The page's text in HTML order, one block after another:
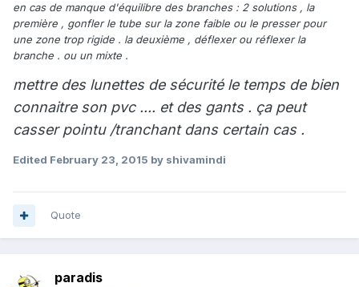
en cas de manque d'équilibre des branches : 2 solutions , la
première , gonfler le tube sur la zone faible ou le presser pour
une zone trop rigide . la deuxième , déflexer ou réflexer la
branche . ou un mixte .
mettre des lunettes de sécurité le temps de bien
connaitre son pvc .... et des gants . ça peut
casser pointu /tranchant dans certain cas .
Edited February 23, 2015 by shivamindi
Quote
paradis